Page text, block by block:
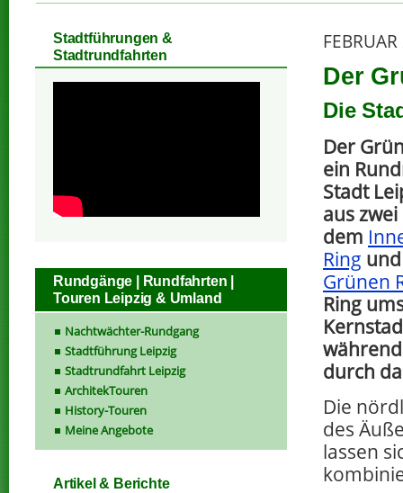
Der
Die
Der
ein
Stadt
aus
dem
Ring
Grünen
Ring
durch
Die
des
lassen
Stadtführungen &
Stadtrundfahrten
Rundgänge | Rundfahrten |
Touren Leipzig & Umland
Nachtwächter-Rundgang
Stadtführung Leipzig
Stadtrundfahrt Leipzig
ArchitekTouren
History-Touren
Meine Angebote
Artikel & Berichte